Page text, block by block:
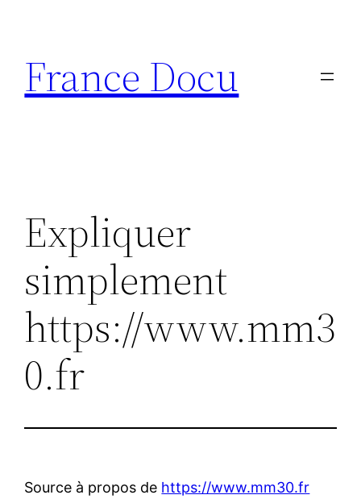
contenu
France Docu
Expliquer
simplement
https://www.mm3
0.fr
Source à propos de https://www.mm30.fr